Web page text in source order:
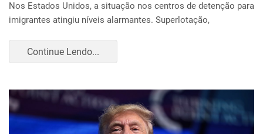
Nos Estados Unidos, a situação nos centros de detenção para
imigrantes atingiu níveis alarmantes. Superlotação,
Continue Lendo...